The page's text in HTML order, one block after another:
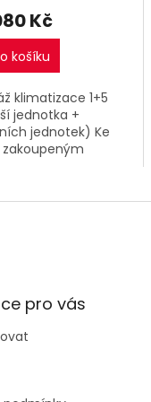
Kč
košíku
klimatizace 1+5
jednotka +
jednotek) Ke
nyní kompletní
pro vás